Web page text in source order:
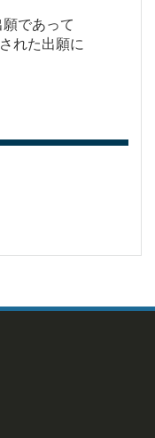
であって
れた出願に